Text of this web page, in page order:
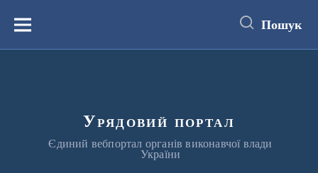
вмістуМеню Пошук
Урядовий портал
Єдиний вебпортал органів виконавчої влади
України